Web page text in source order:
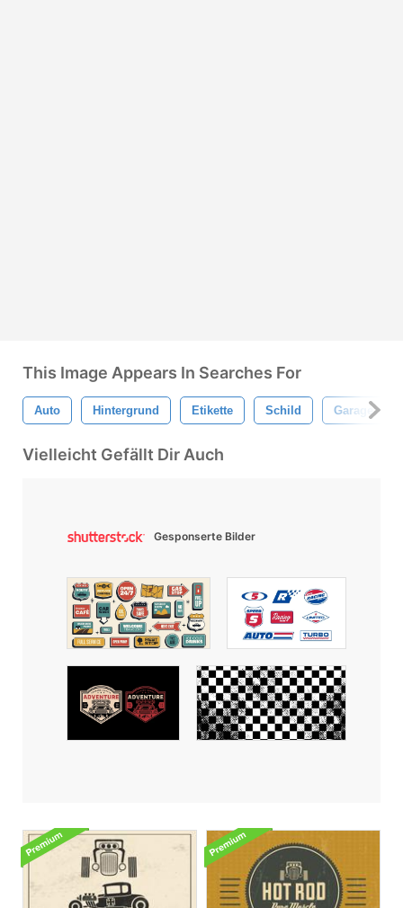
This Image Appears In Searches For
Auto Hintergrund Etikette Schild Garage
Vielleicht Gefällt Dir Auch
Gesponserte Bilder